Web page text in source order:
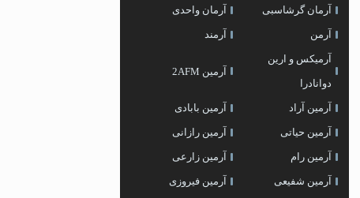
آرمان گرشاسبی آرمان واحدی
آرمن آرمند
آرمیکس و ارین
دوانادرا
آرمین 2AFM
آرمین آراد آرمین بابادی
آرمین حیاتی آرمین رازانی
آرمین رام آرمین زارعی
آرمین شفیعی آرمین فیروزی